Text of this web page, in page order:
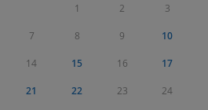
1 2 3
7 8 9 10
14 15 16 17
21 22 23 24